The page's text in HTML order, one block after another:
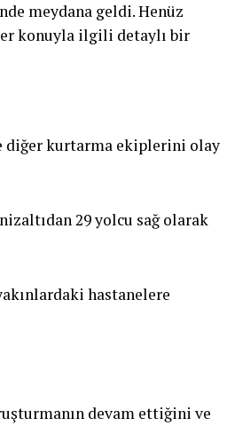
meydana geldi. Henüz
konuyla ilgili detaylı bir
diğer kurtarma ekiplerini olay
29 yolcu sağ olarak
hastanelere
devam ettiğini ve